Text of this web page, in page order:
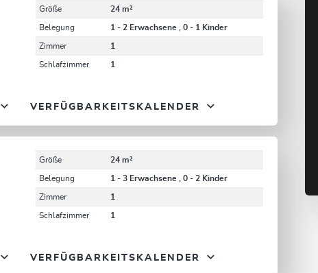
Größe 24 m²
Belegung 1 - 2 Erwachsene , 0 - 1 Kinder
Zimmer 1
Schlafzimmer 1
VERFÜGBARKEITSKALENDER
Größe 24 m²
Belegung 1 - 3 Erwachsene , 0 - 2 Kinder
Zimmer 1
Schlafzimmer 1
VERFÜGBARKEITSKALENDER